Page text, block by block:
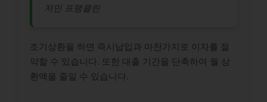
저민 프랭클린
조기상환을 하면 즉시납입과 마찬가지로 이자를 절
약할 수 있습니다. 또한 대출 기간을 단축하여 월 상
환액을 줄일 수 있습니다.